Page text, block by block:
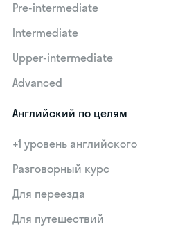
Pre-intermediate
Intermediate
Upper-intermediate
Advanced
Английский по целям
+1 уровень английского
Разговорный курс
Для переезда
Для путешествий